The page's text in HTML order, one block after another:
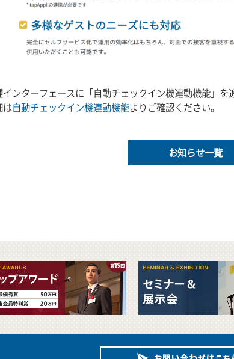
インターフェースに「自動チェックイン機連動機能」を
は自動チェックイン機連動機能よりご確認ください。
お知らせ一覧